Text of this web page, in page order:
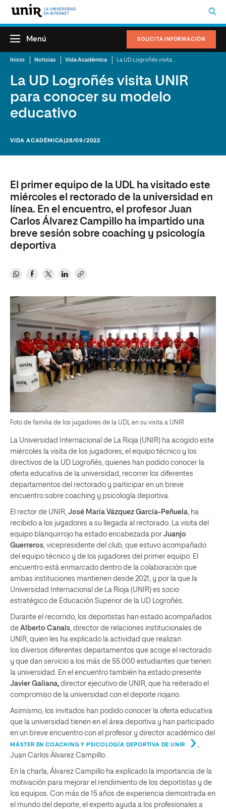
SOLICITA INFORMACIÓN
Menú
Inicio Noticias Vida Académica
La UD Logroñés visita UNIR
para conocer su modelo
educativo
VIDA ACADÉMICA |28/09/2022
El primer equipo de la UDL ha visitado este
miércoles el rectorado de la universidad en
línea. En el encuentro, el profesor Juan
Carlos Álvarez Campillo ha impartido una
breve sesión sobre coaching y psicología
deportiva
Foto de familia de los jugadores de la UDL en su visita a UNIR
La Universidad Internacional de La Rioja (UNIR) ha acogido este
miércoles la visita de los jugadores, el equipo técnico y los
directivos de la UD Logroñés, quienes han podido conocer la
oferta educativa de la universidad, recorrer los diferentes
departamentos del rectorado y participar en un breve
encuentro sobre coaching y psicología deportiva.
El rector de UNIR, José María Vázquez García-Peñuela , ha
recibido a los jugadores a su llegada al rectorado. La visita del
equipo blanquirrojo ha estado encabezada por Juanjo
Guerreros , vicepresidente del club, que estuvo acompañado
del equipo técnico y de los jugadores del primer equipo. El
encuentro está enmarcado dentro de la colaboración que
ambas instituciones mantienen desde 2021, y por la que la
Universidad Internacional de La Rioja (UNIR) es socio
estratégico de Educación Superior de la UD Logroñés.
Durante el recorrido, los deportistas han estado acompañados
de Alberto Canals , director de relaciones institucionales de
UNIR, quien les ha explicado la actividad que realizan
los diversos diferentes departamentos que acoge el rectorado
y que dan servicio a los más de 55.000 estudiantes que tienen
la universidad. En el encuentro también ha estado presente
Javier Galiana, director ejecutivo de UNIR, que ha reiterado el
compromiso de la universidad con el deporte riojano.
Asimismo, los invitados han podido conocer la oferta educativa
que la universidad tienen en el área deportiva y han participado
en un breve encuentro con el profesor y director académico del
MÁSTER EN COACHING Y PSICOLOGÍA DEPORTIVA DE UNIR
Juan Carlos Álvarez Campillo.
En la charla, Álvarez Campillo ha explicado la importancia de la
motivación para mejorar el rendimiento de los deportistas y de
los equipos. Con más de 15 años de experiencia demostrada en
el mundo del deporte, el experto ayuda a los profesionales a